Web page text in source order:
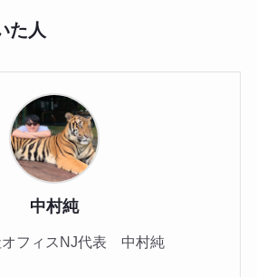
た人
中村純
オフィスNJ代表 中村純